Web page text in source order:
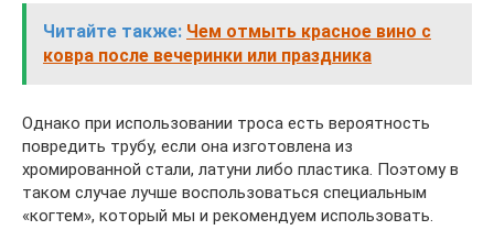
Читайте также: Чем отмыть красное вино с
ковра после вечеринки или праздника
Однако при использовании троса есть вероятность
повредить трубу, если она изготовлена из
хромированной стали, латуни либо пластика. Поэтому в
таком случае лучше воспользоваться специальным
«когтем», который мы и рекомендуем использовать.